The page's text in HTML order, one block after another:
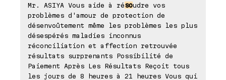
Mr. ASIYA Vous aide à résoudre vos
problèmes d'amour de protection de
désenvoûtement même les problèmes les plus
désespérés maladies inconnus
réconciliation et affection retrouvée
résultats surprenants Possibilité de
Paiement Après Les Résultats Reçoit tous
les jours de 8 heures à 21 heures Vous qui